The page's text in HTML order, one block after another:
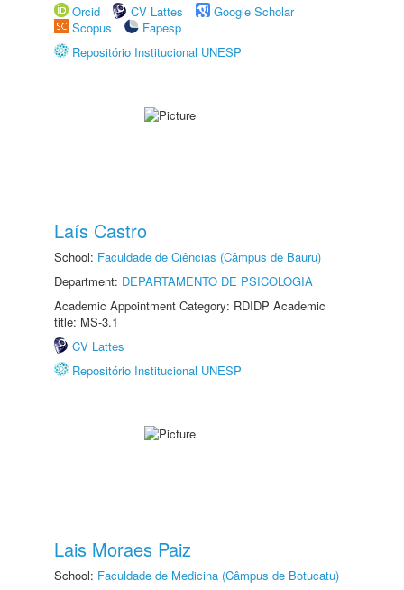
Orcid
CV Lattes
Google Scholar
Scopus
Fapesp
Repositório Institucional UNESP
Laís Castro
School: Faculdade de Ciências (Câmpus de Bauru)
Department: DEPARTAMENTO DE PSICOLOGIA
Academic Appointment Category: RDIDP Academic
title: MS-3.1
CV Lattes
Repositório Institucional UNESP
Lais Moraes Paiz
School: Faculdade de Medicina (Câmpus de Botucatu)